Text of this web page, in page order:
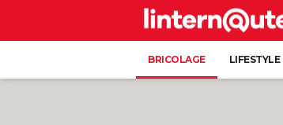
BRICOLAGE LIFESTYLE